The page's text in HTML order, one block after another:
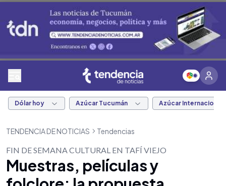
Dólar hoy Azúcar Tucumán Azúcar Internacional
TENDENCIA DE NOTICIAS Tendencias
FIN DE SEMANA CULTURAL EN TAFÍ VIEJO
Muestras, películas y